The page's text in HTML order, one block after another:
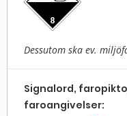
Dessutom ska ev.
Signalord,
faroangivelser: